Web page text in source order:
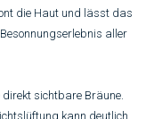
die Haut und lässt das
aller
direkt sichtbare Bräune.
kann deutlich